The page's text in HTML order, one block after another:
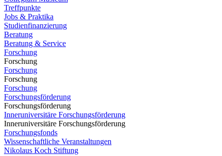
Treffpunkte
Jobs & Praktika
Studienfinanzierung
Beratung
Beratung & Service
Forschung
Forschung
Forschung
Forschung
Forschung
Forschungsförderung
Forschungsförderung
Inneruniversitäre Forschungsförderung
Inneruniversitäre Forschungsförderung
Forschungsfonds
Wissenschaftliche Veranstaltungen
Nikolaus Koch Stiftung